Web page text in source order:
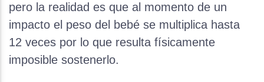
pero la realidad es que al momento de un
impacto el peso del bebé se multiplica hasta
12 veces por lo que resulta físicamente
imposible sostenerlo.